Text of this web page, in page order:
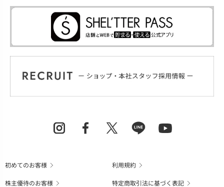
初めてのお客様
利用規約
株主優待のお客様
特定商取引法に基づく表記